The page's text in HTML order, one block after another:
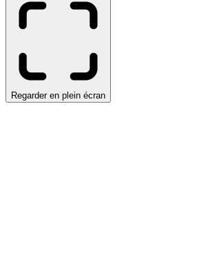
Regarder en plein écran